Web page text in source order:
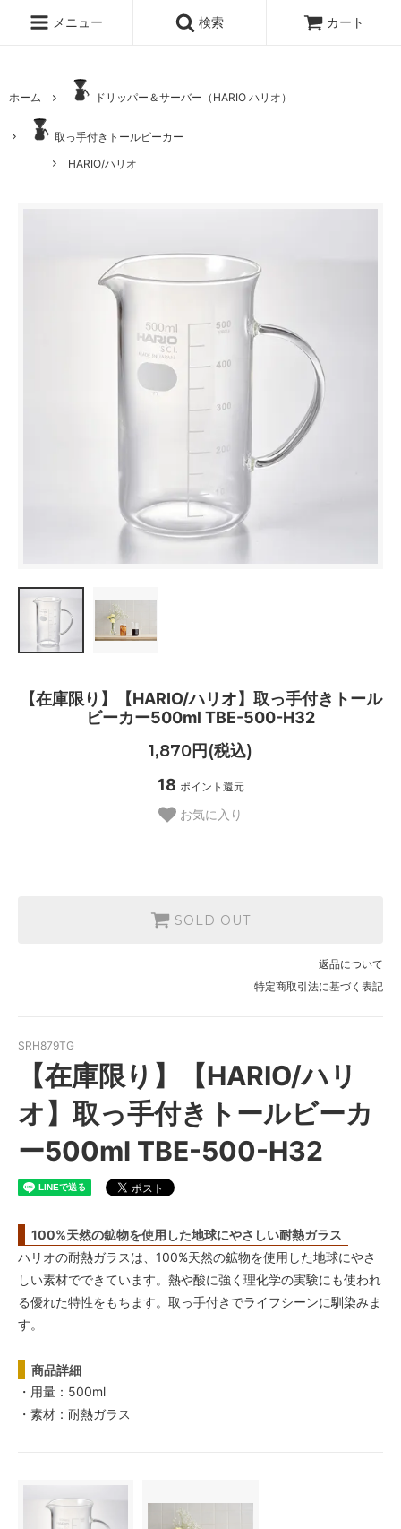
メニュー 検索 カート
ホーム ドリッパー＆サーバー（HARIO ハリオ）
取っ手付きトールビーカー
HARIO/ハリオ
【在庫限り】【HARIO/ハリオ】取っ手付きトール
ビーカー500ml TBE-500-H32
1,870円(税込)
18 ポイント還元
お気に入り
SOLD OUT
返品について
特定商取引法に基づく表記
SRH879TG
【在庫限り】【HARIO/ハリ
オ】取っ手付きトールビーカ
ー500ml TBE-500-H32
100%天然の鉱物を使用した地球にやさしい耐熱ガラス
ハリオの耐熱ガラスは、100%天然の鉱物を使用した地球にやさ
しい素材でできています。熱や酸に強く理化学の実験にも使われ
る優れた特性をもちます。取っ手付きでライフシーンに馴染みま
す。
商品詳細
・用量：500ml
・素材：耐熱ガラス